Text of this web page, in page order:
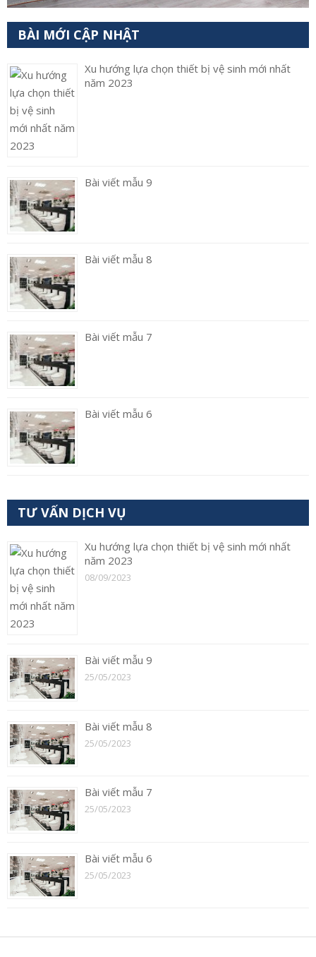
BÀI MỚI CẬP NHẬT
Xu hướng lựa chọn thiết bị vệ sinh mới nhất
năm 2023
Bài viết mẫu 9
Bài viết mẫu 8
Bài viết mẫu 7
Bài viết mẫu 6
TƯ VẤN DỊCH VỤ
Xu hướng lựa chọn thiết bị vệ sinh mới nhất
năm 2023
08/09/2023
Bài viết mẫu 9
25/05/2023
Bài viết mẫu 8
25/05/2023
Bài viết mẫu 7
25/05/2023
Bài viết mẫu 6
25/05/2023